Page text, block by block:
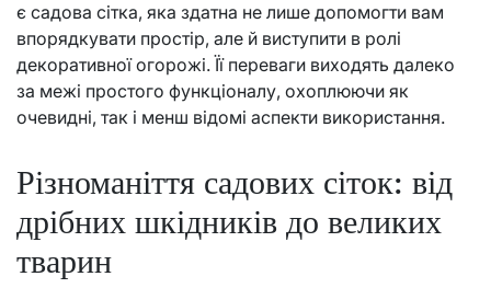
є садова сітка, яка здатна не лише допомогти вам
впорядкувати простір, але й виступити в ролі
декоративної огорожі. Її переваги виходять далеко
за межі простого функціоналу, охоплюючи як
очевидні, так і менш відомі аспекти використання.
Різноманіття садових сіток: від
дрібних шкідників до великих
тварин